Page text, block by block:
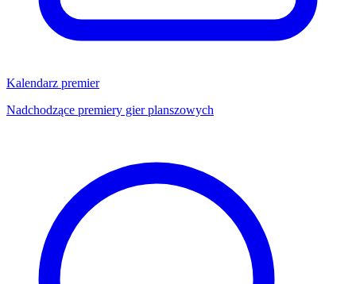
Kalendarz premier
Nadchodzące premiery gier planszowych